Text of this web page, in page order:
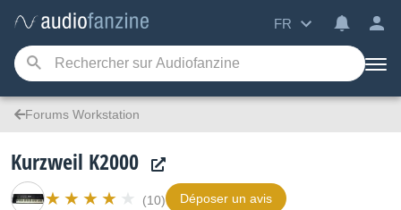
FR
Forums Workstation
Kurzweil K2000
(10) Déposer un avis